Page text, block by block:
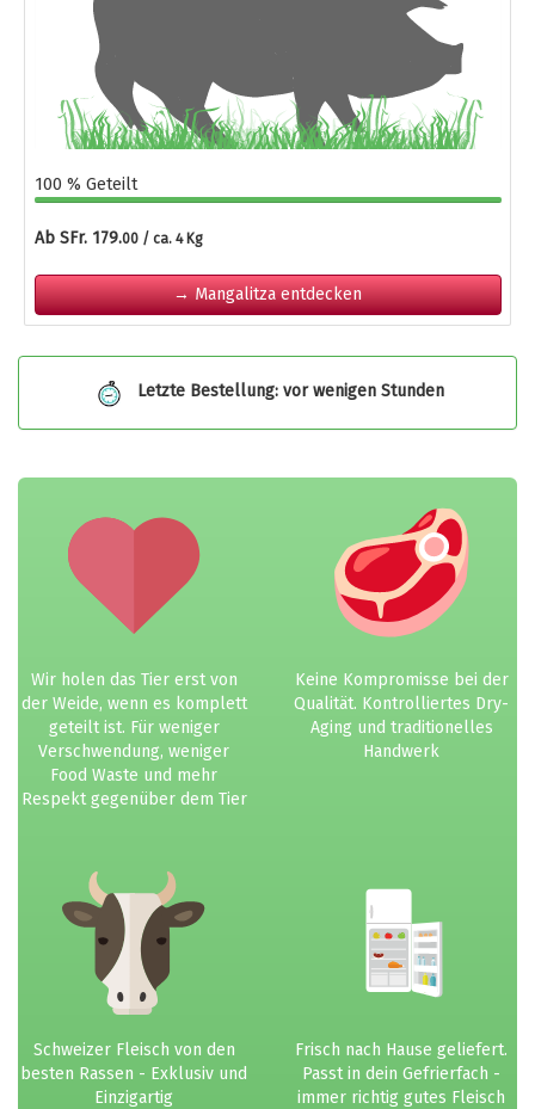
100 % Geteilt
Ab SFr. 179.00 / ca. 4 Kg
→ Mangalitza entdecken
Letzte Bestellung: vor wenigen Stunden
Wir holen das Tier erst von
der Weide, wenn es komplett
geteilt ist. Für weniger
Verschwendung, weniger
Food Waste und mehr
Respekt gegenüber dem Tier
Keine Kompromisse bei der
Qualität. Kontrolliertes Dry-
Aging und traditionelles
Handwerk
Schweizer Fleisch von den
besten Rassen - Exklusiv und
Einzigartig
Frisch nach Hause geliefert.
Passt in dein Gefrierfach -
immer richtig gutes Fleisch